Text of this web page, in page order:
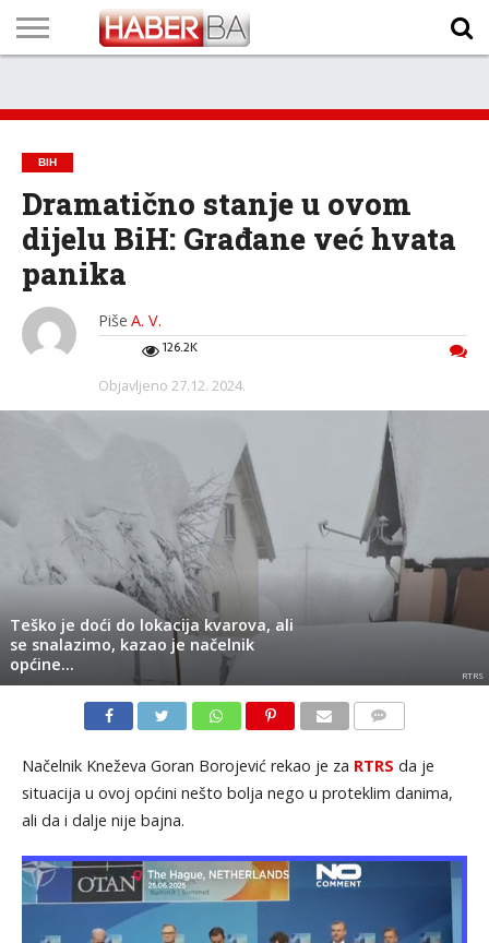
TECH
PROGRAM
PROGNOZA
PUTEVIMA
LISTA
NAMA
BIH
Dramatično stanje u ovom
dijelu BiH: Građane već hvata
panika
Piše A. V.
126.2K
Objavljeno 27.12. 2024.
Teško je doći do lokacija kvarova, ali
se snalazimo, kazao je načelnik
općine…
RTRS
Načelnik Kneževa Goran Borojević rekao je za RTRS da je
situacija u ovoj općini nešto bolja nego u proteklim danima,
ali da i dalje nije bajna.